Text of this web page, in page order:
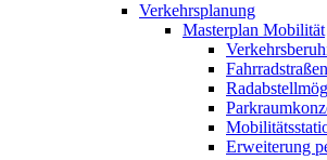
Verkehrsplanung
Masterplan Mobilität
Fahrradstraßen
Erweiterung